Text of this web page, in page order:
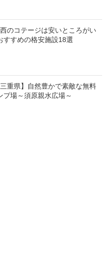
のコテージは安いところがい
すすめの格安施設18選
三重県】自然豊かで素敵な無料
プ場～須原親水広場～